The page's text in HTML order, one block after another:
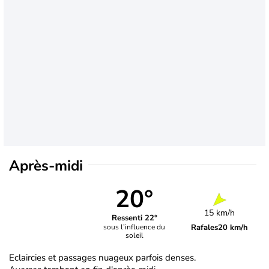
Après-midi
20°
Ressenti 22°
sous l’influence du
soleil
15 km/h
Rafales20 km/h
Eclaircies et passages nuageux parfois denses.